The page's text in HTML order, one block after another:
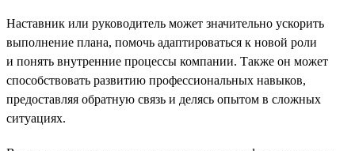
Наставник или руководитель может значительно ускорить
выполнение плана, помочь адаптироваться к новой роли
и понять внутренние процессы компании. Также он может
способствовать развитию профессиональных навыков,
предоставляя обратную связь и делясь опытом в сложных
ситуациях.